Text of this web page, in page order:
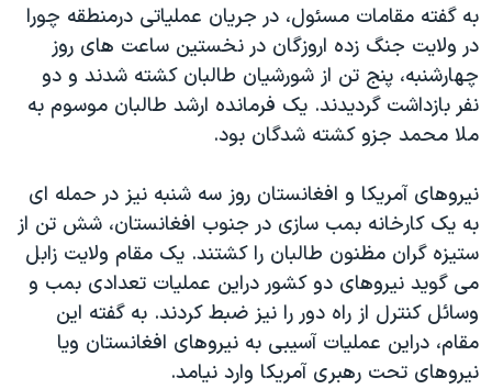
فرهنگ و زندگی
حقوق شهروندی
اقتصادی
اسرائیل در جنگ
گالری عکس
آرشیو پخش زنده
مستندها
انتخابات ریاست جمهوری آمریکا ۲۰۲۴
حمله جمهوری اسلامی به اسرائیل
ورزش زنان در ایران
اعتراضات زن، زندگی، آزادی
مجموعه مستندهای دادخواهی
تریبونال مردمی آبان ۹۸
دادگاه حمید نوری
دنبال کنید
زبانهای مختلف
به گفته مقامات مسئول، در جريان عملياتی درمنطقه چورا
در ولايت جنگ زده اروزگان در نخستين ساعت های روز
چهارشنبه، پنج تن از شورشيان طالبان کشته شدند و دو
نفر بازداشت گرديدند. يک فرمانده ارشد طالبان موسوم به
ملا محمد جزو کشته شدگان بود.
نيروهای آمريکا و افغانستان روز سه شنبه نيز در حمله ای
به يک کارخانه بمب سازی در جنوب افغانستان، شش تن از
ستيزه گران مظنون طالبان را کشتند. يک مقام ولايت زابل
می گويد نيروهای دو کشور دراين عمليات تعدادی بمب و
وسائل کنترل از راه دور را نيز ضبط کردند. به گفته اين
مقام، دراين عمليات آسيبی به نيروهای افغانستان ويا
نيروهای تحت رهبری آمريکا وارد نيامد.